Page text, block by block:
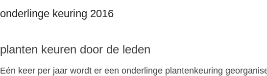
onderlinge keuring 2016
planten keuren door de leden
Eén keer per jaar wordt er een onderlinge plantenkeuring